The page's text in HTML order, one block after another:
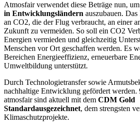
Atmosfair verwendet diese Beträge nun, um
in Entwicklungsländern auszubauen.
an CO2, die der Flug verbraucht, an einer
Zukunft zu vermeiden. So soll ein CO2
Energien vermieden und gleichzeitig
Menschen vor Ort geschaffen werden. Es
Bereichen Energieeffizienz, erneuerbare
Umweltbildung unterstützt.
Durch Technologietransfer sowie
nachhaltige Entwicklung gefördert werden.
atmosfair sind aktuell mit dem CDM Gold
Standardausgezeichnet, dem strengsten
Klimaschutzprojekte.